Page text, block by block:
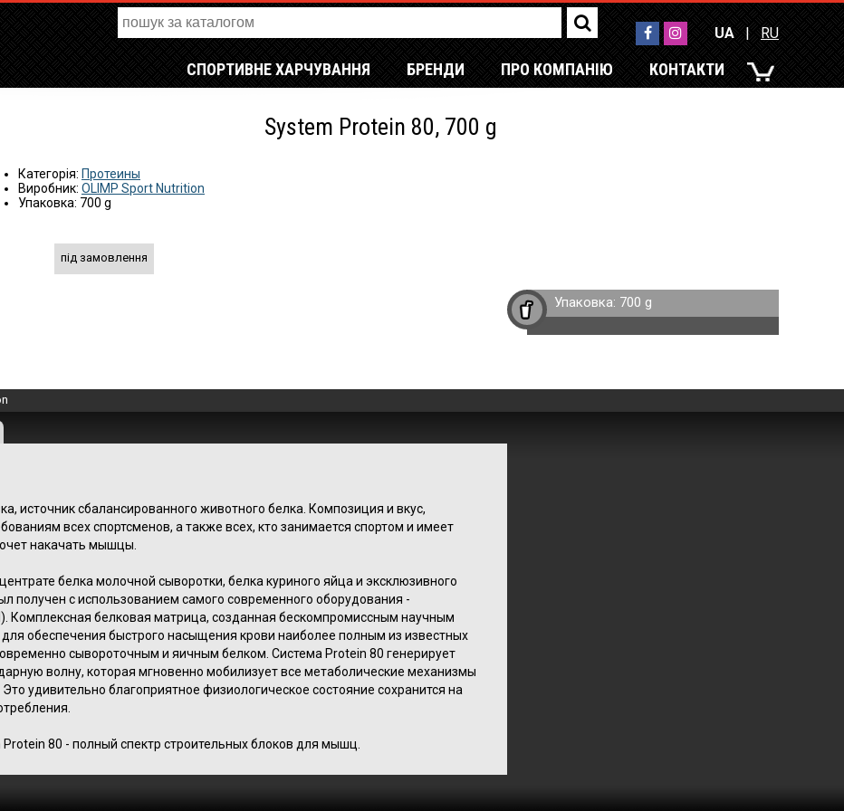
UA|RU
СПОРТИВНЕ ХАРЧУВАННЯ БРЕНДИ ПРО КОМПАНІЮ КОНТАКТИ
System Protein 80, 700 g
Категорія: Протеины
Виробник: OLIMP Sport Nutrition
Упаковка: 700 g
під замовлення
Упаковка: 700 g
источник сбалансированного животного белка. Композиция и вкус,
всех спортсменов, а также всех, кто занимается спортом и имеет
накачать мышцы.
белка молочной сыворотки, белка куриного яйца и эксклюзивного
получен с использованием самого современного оборудования -
Комплексная белковая матрица, созданная бескомпромиссным научным
обеспечения быстрого насыщения крови наиболее полным из известных
сывороточным и яичным белком. Система Protein 80 генерирует
волну, которая мгновенно мобилизует все метаболические механизмы
Это удивительно благоприятное физиологическое состояние сохранится на
80 - полный спектр строительных блоков для мышц.